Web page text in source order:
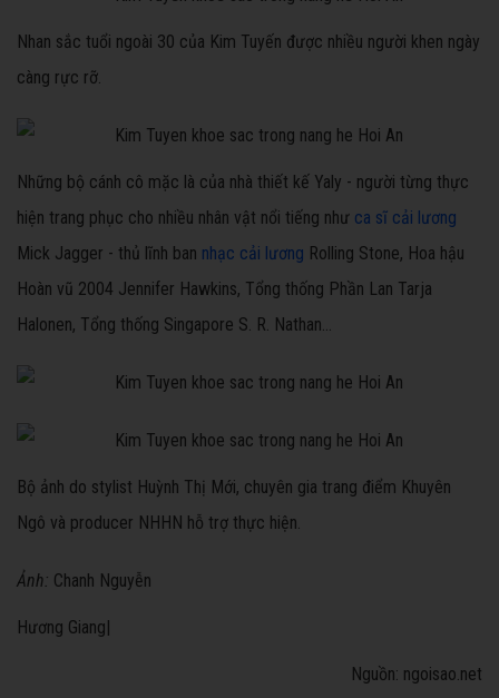
Nhan sắc tuổi ngoài 30 của Kim Tuyến được nhiều người khen ngày
càng rực rỡ.
Những bộ cánh cô mặc là của nhà thiết kế Yaly - người từng thực
hiện trang phục cho nhiều nhân vật nổi tiếng như ca sĩ cải lương
Mick Jagger - thủ lĩnh ban nhạc cải lương Rolling Stone, Hoa hậu
Hoàn vũ 2004 Jennifer Hawkins, Tổng thống Phần Lan Tarja
Halonen, Tổng thống Singapore S. R. Nathan...
Bộ ảnh do stylist Huỳnh Thị Mới, chuyên gia trang điểm Khuyên
Ngô và producer NHHN hỗ trợ thực hiện.
Ảnh: Chanh Nguyễn
Hương Giang|
Nguồn: ngoisao.net